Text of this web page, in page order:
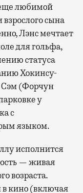
любимой
сына
Лэнс мечтает
для гольфа,
статуса
Хокинсу-
Сэм (Форчун
у
с
языком.
исполнится
— живая
возраста.
кино (включая